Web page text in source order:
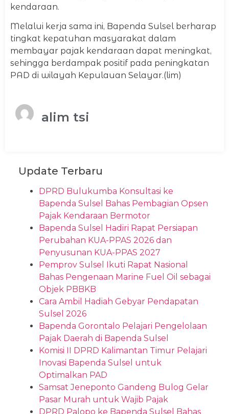
kendaraan.
Melalui kerja sama ini, Bapenda Sulsel berharap
tingkat kepatuhan masyarakat dalam
membayar pajak kendaraan dapat meningkat,
sehingga berdampak positif pada peningkatan
PAD di wilayah Kepulauan Selayar.(lim)
alim tsi
Update Terbaru
DPRD Bulukumba Konsultasi ke
Bapenda Sulsel Bahas Pembagian Opsen
Pajak Kendaraan Bermotor
Bapenda Sulsel Hadiri Rapat Persiapan
Perubahan KUA-PPAS 2026 dan
Penyusunan KUA-PPAS 2027
Pemprov Sulsel Ikuti Rapat Nasional
Bahas Pengenaan Marine Fuel Oil sebagai
Objek PBBKB
Cara Ambil Hadiah Gebyar Pendapatan
Sulsel 2026
Bapenda Gorontalo Pelajari Pengelolaan
Pajak Daerah di Bapenda Sulsel
Komisi II DPRD Kalimantan Timur Pelajari
Inovasi Bapenda Sulsel untuk
Optimalkan PAD
Samsat Jeneponto Gandeng Bulog Gelar
Pasar Murah untuk Wajib Pajak
DPRD Palopo ke Bapenda Sulsel Bahas